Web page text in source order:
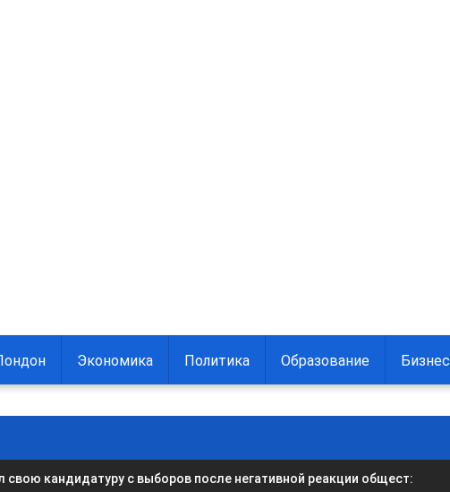
Экономика Политика Образование Бизнес
свою кандидатуру с выборов после негативной реакции общест: